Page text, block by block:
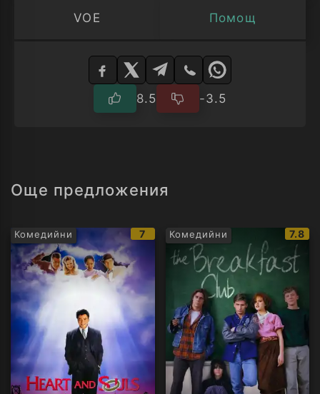
групата приятели могат да им
VOE Помощ
Изберете
8.5 -3.5
Още предложения
Комедийни
IMDb
рейтинг:
7 Комедийни
IMDb
7.8